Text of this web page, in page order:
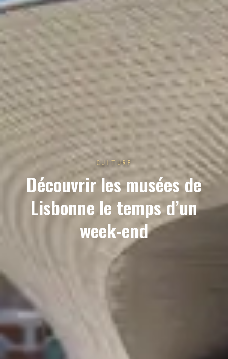
CULTURE
Découvrir les musées de
Lisbonne le temps d’un
week-end